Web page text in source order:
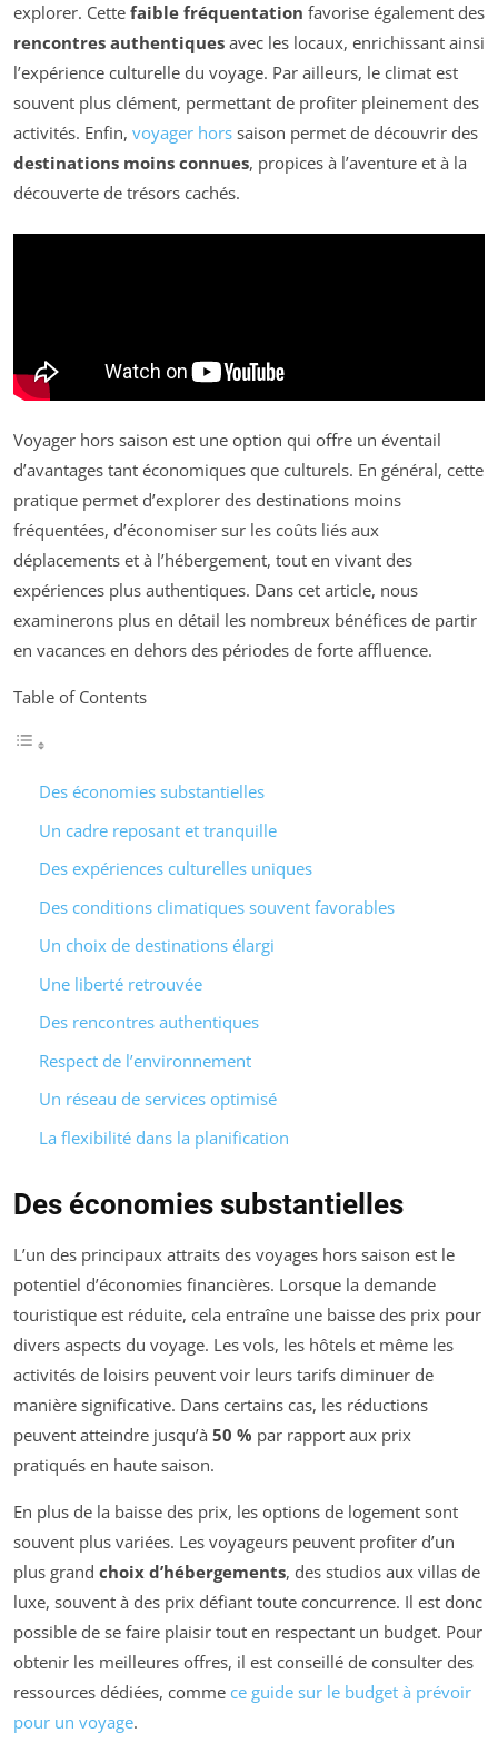
explorer. Cette faible fréquentation favorise également des
rencontres authentiques avec les locaux, enrichissant ainsi
l’expérience culturelle du voyage. Par ailleurs, le climat est
souvent plus clément, permettant de profiter pleinement des
activités. Enfin, voyager hors saison permet de découvrir des
destinations moins connues, propices à l’aventure et à la
découverte de trésors cachés.
Voyager hors saison est une option qui offre un éventail
d’avantages tant économiques que culturels. En général, cette
pratique permet d’explorer des destinations moins
fréquentées, d’économiser sur les coûts liés aux
déplacements et à l’hébergement, tout en vivant des
expériences plus authentiques. Dans cet article, nous
examinerons plus en détail les nombreux bénéfices de partir
en vacances en dehors des périodes de forte affluence.
Table of Contents
Des économies substantielles
Un cadre reposant et tranquille
Des expériences culturelles uniques
Des conditions climatiques souvent favorables
Un choix de destinations élargi
Une liberté retrouvée
Des rencontres authentiques
Respect de l’environnement
Un réseau de services optimisé
La flexibilité dans la planification
Des économies substantielles
L’un des principaux attraits des voyages hors saison est le
potentiel d’économies financières. Lorsque la demande
touristique est réduite, cela entraîne une baisse des prix pour
divers aspects du voyage. Les vols, les hôtels et même les
activités de loisirs peuvent voir leurs tarifs diminuer de
manière significative. Dans certains cas, les réductions
peuvent atteindre jusqu’à 50 % par rapport aux prix
pratiqués en haute saison.
En plus de la baisse des prix, les options de logement sont
souvent plus variées. Les voyageurs peuvent profiter d’un
plus grand choix d’hébergements, des studios aux villas de
luxe, souvent à des prix défiant toute concurrence. Il est donc
possible de se faire plaisir tout en respectant un budget. Pour
obtenir les meilleures offres, il est conseillé de consulter des
ressources dédiées, comme ce guide sur le budget à prévoir
pour un voyage.